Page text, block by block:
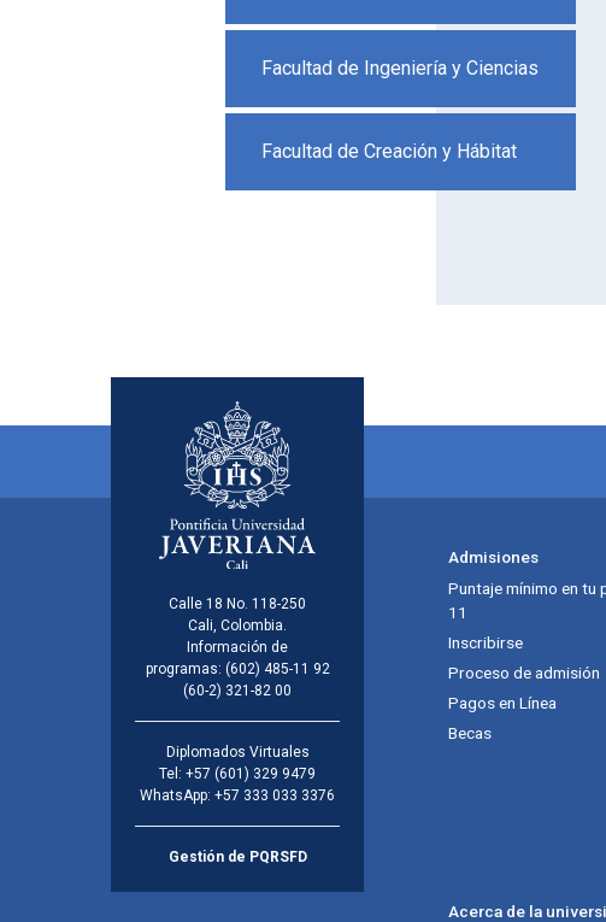
Facultad de Ingeniería y Ciencias
Facultad de Creación y Hábitat
Calle 18 No. 118-250
Cali, Colombia.
Información de
programas: (602) 485-11 92
(60-2) 321-82 00
Diplomados Virtuales
Tel: +57 (601) 329 9479
WhatsApp: +57 333 033 3376
Gestión de PQRSFD
Admisiones
Puntaje mínimo en tu
11
Inscribirse
Proceso de admisión
Pagos en Línea
Becas
Acerca de la